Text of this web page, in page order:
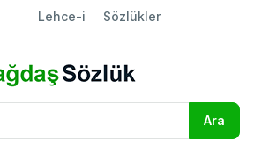
Lehce-i Sözlükler